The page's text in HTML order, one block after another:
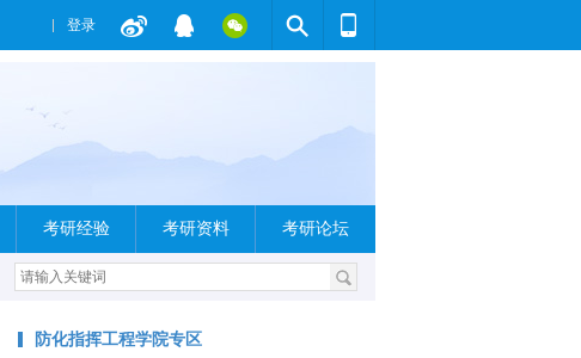
登录
考研经验 考研资料 考研论坛
防化指挥工程学院专区